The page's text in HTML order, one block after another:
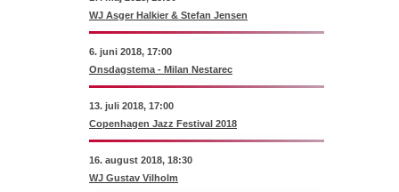
WJ Asger Halkier & Stefan Jensen
6. juni 2018, 17:00
Onsdagstema - Milan Nestarec
13. juli 2018, 17:00
Copenhagen Jazz Festival 2018
16. august 2018, 18:30
WJ Gustav Vilholm